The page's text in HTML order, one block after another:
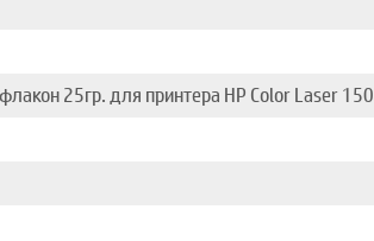
флакон 25гр. для принтера HP Color Laser